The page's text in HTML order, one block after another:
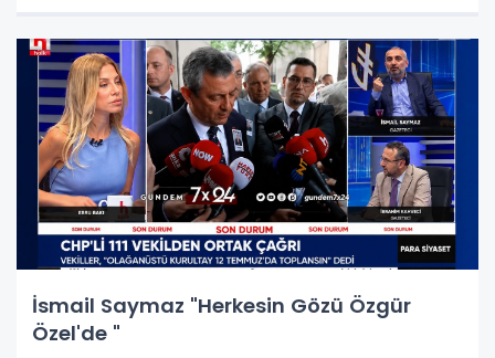
İsmail Saymaz "Herkesin Gözü Özgür
Özel'de "